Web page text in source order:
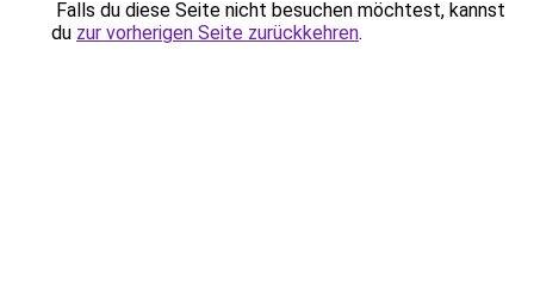
Falls du diese Seite nicht besuchen möchtest, kannst
du zur vorherigen Seite zurückkehren.